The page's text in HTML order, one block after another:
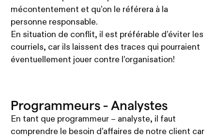
mécontentement et qu’on le référera à la
personne responsable.
En situation de conflit, il est préférable d’éviter les
courriels, car ils laissent des traces qui pourraient
éventuellement jouer contre l’organisation!
Programmeurs - Analystes
En tant que programmeur – analyste, il faut
comprendre le besoin d’affaires de notre client car